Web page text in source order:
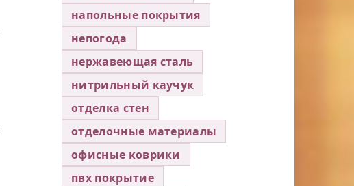
напольные покрытия
непогода
нержавеющая сталь
нитрильный каучук
отделка стен
отделочные материалы
офисные коврики
пвх покрытие